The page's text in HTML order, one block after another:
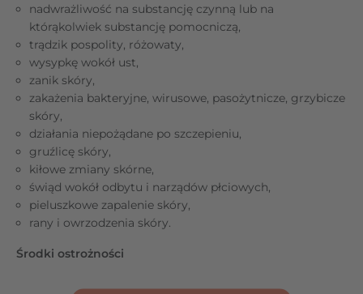
nadwrażliwość na substancję czynną lub na
którąkolwiek substancję pomocniczą,
trądzik pospolity, różowaty,
wysypkę wokół ust,
zanik skóry,
zakażenia bakteryjne, wirusowe, pasożytnicze, grzybicze
skóry,
działania niepożądane po szczepieniu,
gruźlicę skóry,
kiłowe zmiany skórne,
świąd wokół odbytu i narządów płciowych,
pieluszkowe zapalenie skóry,
rany i owrzodzenia skóry.
Środki ostrożności